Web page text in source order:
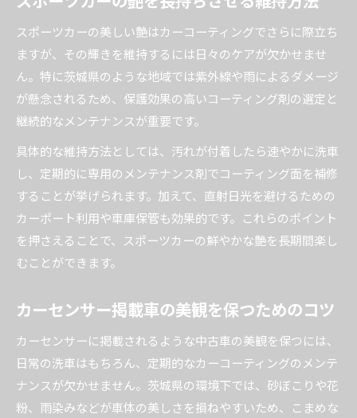
スポーツカーの美しい艶はカーコーティングでさらに際立ち
ますが、その輝きを維持するには日々のケアが欠かせませ
ん。特に茨城県のような地域では紫外線や雨によるダメージ
が懸念されるため、保護効果の高いコーティング剤の選定と
継続的なメンテナンスが重要です。
具体的な維持方法としては、汚れが付着したら速やかに洗車
し、定期的に専用のメンテナンス剤でコーティング面を補修
することが挙げられます。加えて、直射日光を避けるための
カーポート利用や車庫保管も効果的です。これらのポイント
を押さえることで、スポーツカーの鮮やかな艶を長期間楽し
むことができます。
カーセンサー掲載車の美観を保つためのコツ
カーセンサーに掲載されるような中古車の美観を保つには、
日常の洗車はもちろん、定期的なカーコーティングのメンテ
ナンスが欠かせません。茨城県の環境下では、砂ぼこりや花
粉、雨染みなどが車体の美しさを損ねやすいため、こまめな